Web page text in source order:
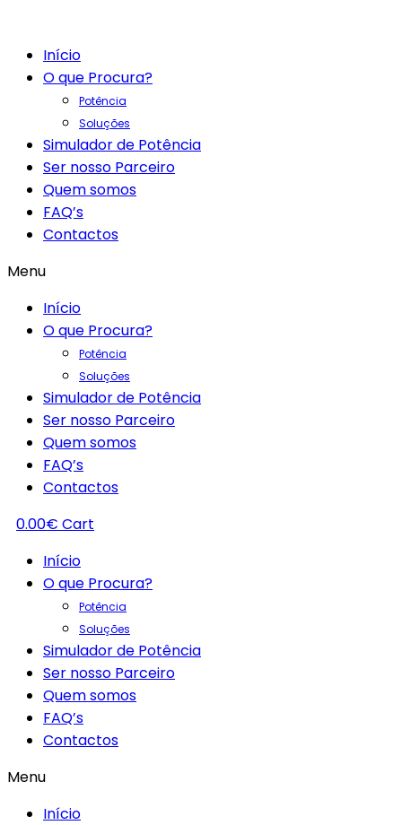
Início
O que Procura?
Potência
Soluções
Simulador de Potência
Ser nosso Parceiro
Quem somos
FAQ’s
Contactos
Menu
Início
O que Procura?
Potência
Soluções
Simulador de Potência
Ser nosso Parceiro
Quem somos
FAQ’s
Contactos
0.00€ Cart
Início
O que Procura?
Potência
Soluções
Simulador de Potência
Ser nosso Parceiro
Quem somos
FAQ’s
Contactos
Menu
Início